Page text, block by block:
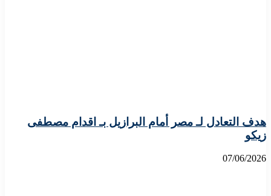
هدف التعادل لـ مصر أمام البرازيل بـ اقدام مصطفى
زيكو
07/06/2026